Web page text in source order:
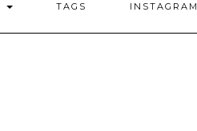
TAGS INSTAGRAM